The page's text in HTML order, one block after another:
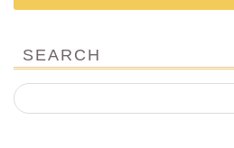
SEARCH